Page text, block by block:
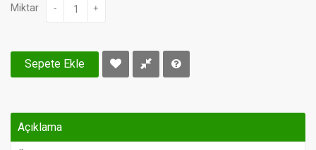
Miktar - +
Sepete Ekle
Açıklama